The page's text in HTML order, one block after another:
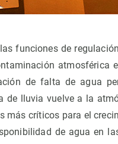
funciones de
atmosférica
de falta de agua
de lluvia vuelve a la
más críticos para el
de agua en